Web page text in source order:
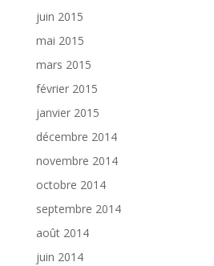
juin 2015
mai 2015
mars 2015
février 2015
janvier 2015
décembre 2014
novembre 2014
octobre 2014
septembre 2014
août 2014
juin 2014